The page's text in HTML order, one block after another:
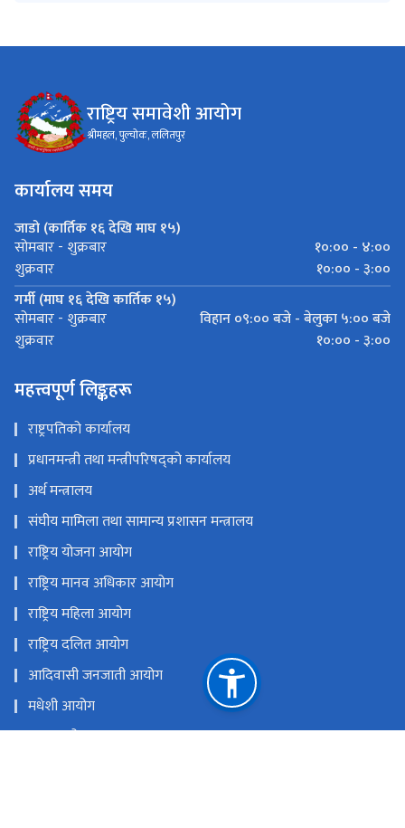
राष्ट्रिय समावेशी आयोग
श्रीमहल, पुल्चोक, ललितपुर
कार्यालय समय
जाडो (कार्तिक १६ देखि माघ १५)
सोमबार - शुक्रबार
१०:०० - ४:००
शुक्रवार
१०:०० - ३:००
गर्मी (माघ १६ देखि कार्तिक १५)
सोमबार - शुक्रबार
विहान ०९:०० बजे - बेलुका ५:०० बजे
शुक्रवार
१०:०० - ३:००
महत्त्वपूर्ण लिङ्कहरू
राष्ट्रपतिको कार्यालय
प्रधानमन्त्री तथा मन्त्रीपरिषद्को कार्यालय
अर्थ मन्त्रालय
संघीय मामिला तथा सामान्य प्रशासन मन्त्रालय
राष्ट्रिय योजना आयोग
राष्ट्रिय मानव अधिकार आयोग
राष्ट्रिय महिला आयोग
राष्ट्रिय दलित आयोग
आदिवासी जनजाती आयोग
मधेशी आयोग
थारु आयोग